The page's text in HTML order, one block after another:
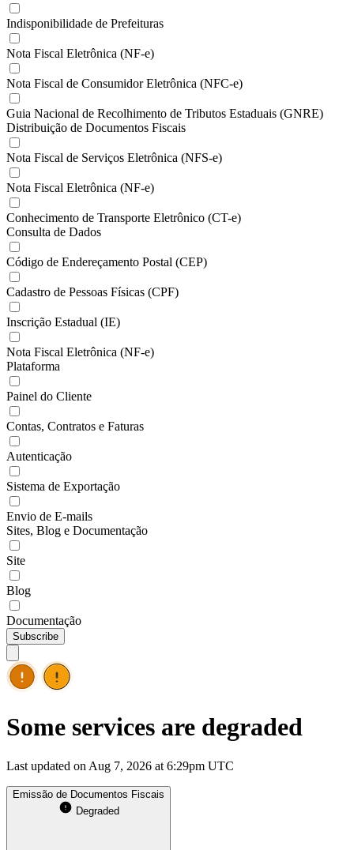
Indisponibilidade de Prefeituras
Nota Fiscal Eletrônica (NF-e)
Nota Fiscal de Consumidor Eletrônica (NFC-e)
Guia Nacional de Recolhimento de Tributos Estaduais (GNRE)
Distribuição de Documentos Fiscais
Nota Fiscal de Serviços Eletrônica (NFS-e)
Nota Fiscal Eletrônica (NF-e)
Conhecimento de Transporte Eletrônico (CT-e)
Consulta de Dados
Código de Endereçamento Postal (CEP)
Cadastro de Pessoas Físicas (CPF)
Inscrição Estadual (IE)
Nota Fiscal Eletrônica (NF-e)
Plataforma
Painel do Cliente
Contas, Contratos e Faturas
Autenticação
Sistema de Exportação
Envio de E-mails
Sites, Blog e Documentação
Site
Blog
Documentação
Subscribe
Some services are degraded
Last updated on Aug 7, 2026 at 6:29pm UTC
Emissão de Documentos Fiscais
Degraded